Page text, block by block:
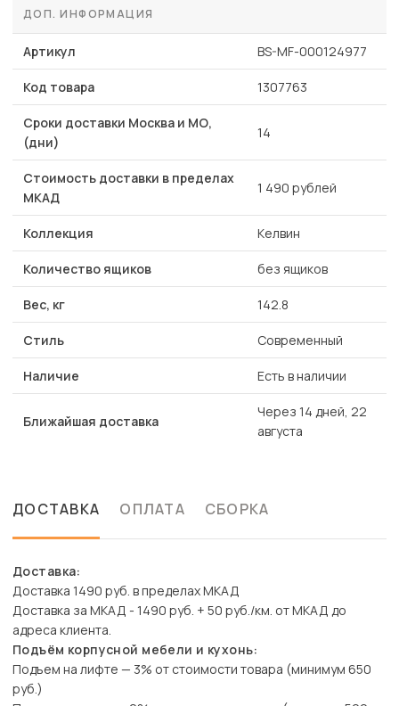
ДОП. ИНФОРМАЦИЯ
Артикул BS-MF-000124977
Код товара 1307763
Сроки доставки Москва и МО,
(дни)
14
Стоимость доставки в пределах
МКАД
1 490 рублей
Коллекция Келвин
Количество ящиков без ящиков
Вес, кг 142.8
Стиль Современный
Наличие Есть в наличии
Ближайшая доставка
Через 14 дней, 22
августа
ДОСТАВКА ОПЛАТА СБОРКА
Доставка:
Доставка 1490 руб. в пределах МКАД
Доставка за МКАД - 1490 руб. + 50 руб./км. от МКАД до
адреса клиента.
Подъём корпусной мебели и кухонь:
Подъем на лифте — 3% от стоимости товара (минимум 650
руб.)